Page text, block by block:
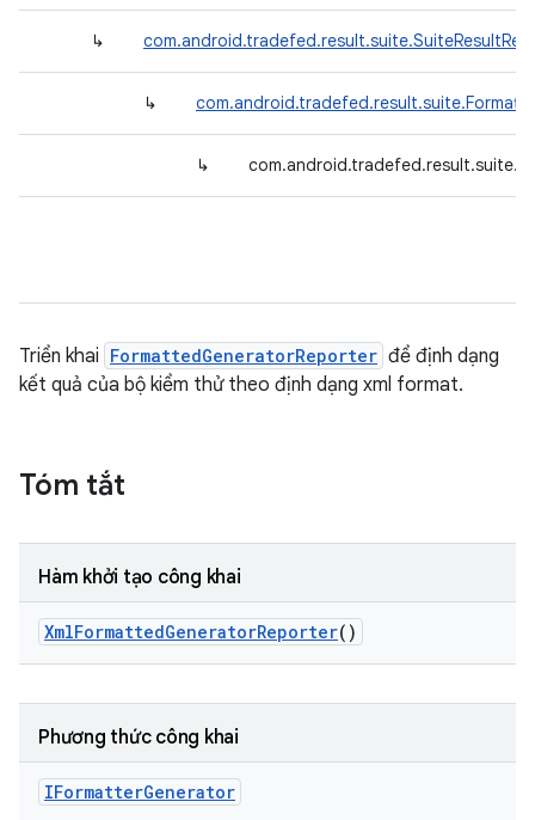
↳
↳
↳
Triển khai FormattedGeneratorReporter để định dạng
kết quả của bộ kiểm thử theo định dạng xml format.
Tóm tắt
Hàm khởi tạo công khai
XmlFormattedGeneratorReporter()
Phương thức công khai
IFormatterGenerator